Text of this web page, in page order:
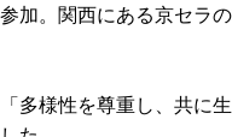
加。関西にある京セラ
多様性を尊重し、共に